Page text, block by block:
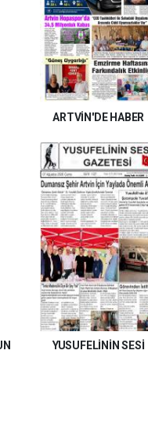
ARTVİN'DE HABER
YUSUFELİNİN SESİ